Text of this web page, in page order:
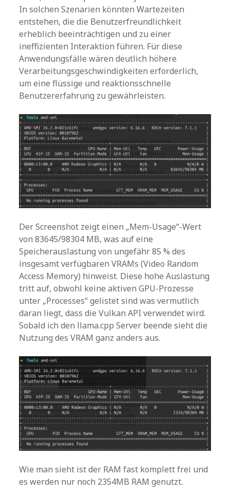
In solchen Szenarien könnten Wartezeiten
entstehen, die die Benutzerfreundlichkeit
erheblich beeinträchtigen und zu einer
ineffizienten Interaktion führen. Für diese
Anwendungsfälle wären deutlich höhere
Verarbeitungsgeschwindigkeiten erforderlich,
um eine flüssige und reaktionsschnelle
Benutzererfahrung zu gewährleisten.
Der Screenshot zeigt einen „Mem-Usage“-Wert
von 83645/98304 MB, was auf eine
Speicherauslastung von ungefähr 85 % des
insgesamt verfügbaren VRAMs (Video Random
Access Memory) hinweist. Diese hohe Auslastung
tritt auf, obwohl keine aktiven GPU-Prozesse
unter „Processes“ gelistet sind was vermutlich
daran liegt, dass die Vulkan API verwendet wird.
Sobald ich den llama.cpp Server beende sieht die
Nutzung des VRAM ganz anders aus.
Wie man sieht ist der RAM fast komplett frei und
es werden nur noch 2354MB RAM genutzt.